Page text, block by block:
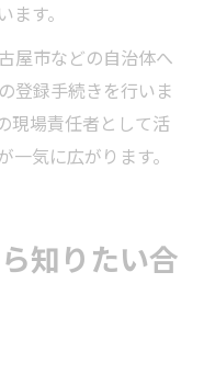
す。
屋市などの自治体へ
登録手続きを行いま
現場責任者として活
気に広がります。
知りたい合